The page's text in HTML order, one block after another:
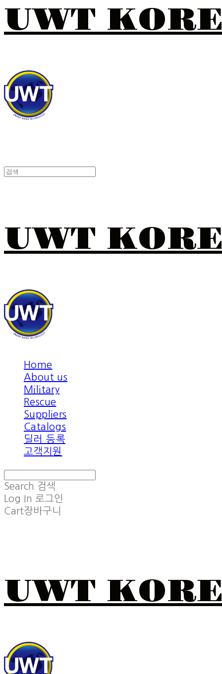
UWT
UWT
Home
About us
Military
Rescue
Suppliers
Catalogs
딜러 등록
고객지원
Search 검색
Log In 로그인
Cart장바구니
UWT